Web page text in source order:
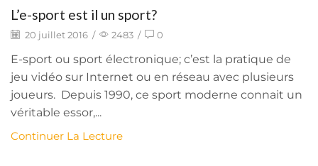
L’e-sport est il un sport?
20 juillet 2016 / 2483 / 0
E-sport ou sport électronique; c’est la pratique de
jeu vidéo sur Internet ou en réseau avec plusieurs
joueurs. Depuis 1990, ce sport moderne connait un
véritable essor,...
Continuer La Lecture